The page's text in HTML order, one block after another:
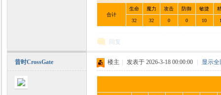
合计
生命 魔力 攻击 防御 敏捷
32 32 0 0 10
回复
昔时CrossGate 楼主 发表于 2026-3-18 00:00:00 显示